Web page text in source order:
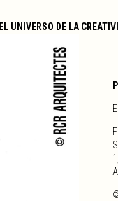
EL UNIVERSO DE LA